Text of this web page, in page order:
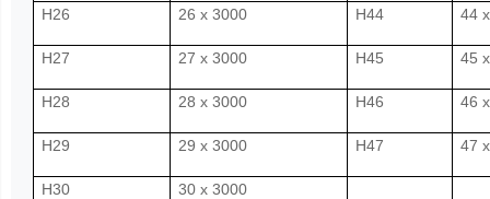
H26 26 x 3000 H44 44
H27 27 x 3000 H45 45
H28 28 x 3000 H46 46
H29 29 x 3000 H47 47
H30 30 x 3000